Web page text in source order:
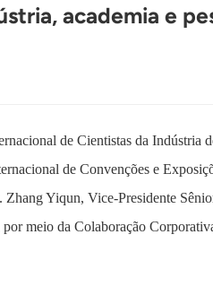
academia e
de Cientistas da Indústria
de Convenções e
Yiqun, Vice-Presidente
meio da Colaboração